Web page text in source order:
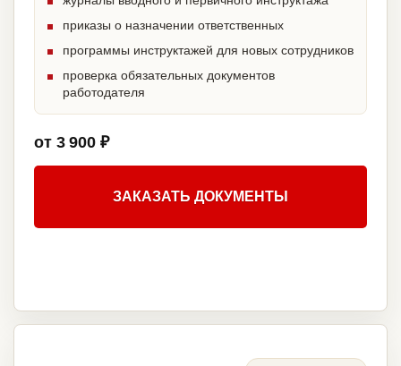
приказы о назначении ответственных
программы инструктажей для новых сотрудников
проверка обязательных документов
работодателя
от 3 900 ₽
ЗАКАЗАТЬ ДОКУМЕНТЫ